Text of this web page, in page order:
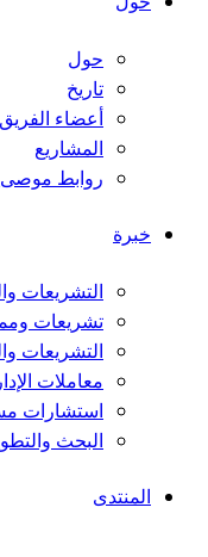
حول
تاريخ
أعضاء الفريق
المشاريع
روابط موصى
خبرة
التشريعات
تشريعات
التشريعات
معاملات
استشارات
البحث
المنتدى